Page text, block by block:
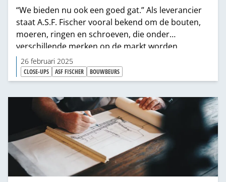
“We bieden nu ook een goed gat.” Als leverancier
staat A.S.F. Fischer vooral bekend om de bouten,
moeren, ringen en schroeven, die onder
verschillende merken op de markt worden
gebracht. “Voor veel van deze producten geldt dat
het begint met een goed gat en dat bieden we nu
ook”, zegt Marcel Palfenier, commercieel
directeur, doelend op de REX boren die op de
Bouwbeurs geïntroduceerd werden.
26 februari 2025
CLOSE-UPS ASF FISCHER BOUWBEURS